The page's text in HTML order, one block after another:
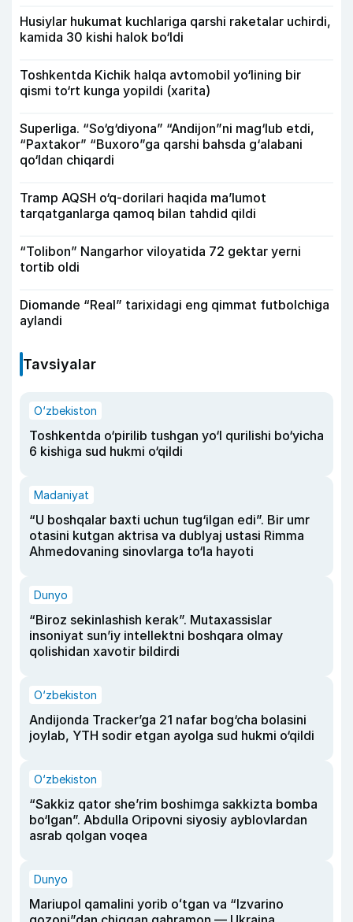
Husiylar hukumat kuchlariga qarshi raketalar uchirdi,
kamida 30 kishi halok bo‘ldi
Toshkentda Kichik halqa avtomobil yo‘lining bir
qismi to‘rt kunga yopildi (xarita)
Superliga. “So‘g‘diyona” “Andijon”ni mag‘lub etdi,
“Paxtakor” “Buxoro”ga qarshi bahsda g‘alabani
qo‘ldan chiqardi
Tramp AQSH o‘q-dorilari haqida ma’lumot
tarqatganlarga qamoq bilan tahdid qildi
“Tolibon” Nangarhor viloyatida 72 gektar yerni
tortib oldi
Diomande “Real” tarixidagi eng qimmat futbolchiga
aylandi
Tavsiyalar
O‘zbekiston
Toshkentda o‘pirilib tushgan yo‘l qurilishi bo‘yicha
6 kishiga sud hukmi o‘qildi
Madaniyat
“U boshqalar baxti uchun tug‘ilgan edi”. Bir umr
otasini kutgan aktrisa va dublyaj ustasi Rimma
Ahmedovaning sinovlarga to‘la hayoti
Dunyo
“Biroz sekinlashish kerak”. Mutaxassislar
insoniyat sun’iy intellektni boshqara olmay
qolishidan xavotir bildirdi
O‘zbekiston
Andijonda Tracker’ga 21 nafar bog‘cha bolasini
joylab, YTH sodir etgan ayolga sud hukmi o‘qildi
O‘zbekiston
“Sakkiz qator she’rim boshimga sakkizta bomba
bo‘lgan”. Abdulla Oripovni siyosiy ayblovlardan
asrab qolgan voqea
Dunyo
Mariupol qamalini yorib oʻtgan va “Izvarino